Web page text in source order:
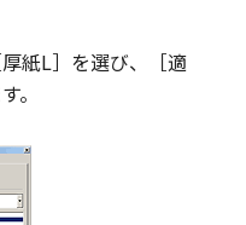
紙L］を選び、［適
。